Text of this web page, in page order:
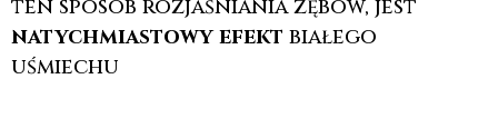
ten sposób rozjaśniania zębów, jest
natychmiastowy efekt białego
uśmiechu